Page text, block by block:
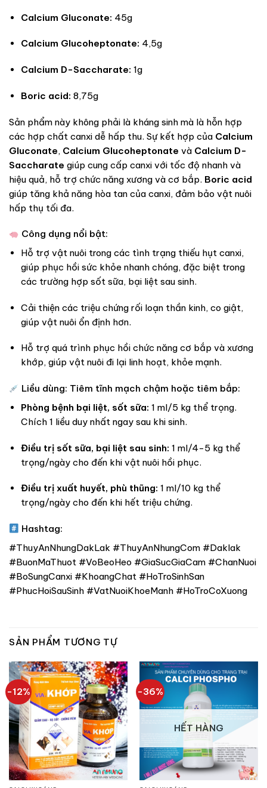
Calcium Gluconate: 45g
Calcium Glucoheptonate: 4,5g
Calcium D-Saccharate: 1g
Boric acid: 8,75g
Sản phẩm này không phải là kháng sinh mà là hỗn hợp
các hợp chất canxi dễ hấp thu. Sự kết hợp của Calcium
Gluconate, Calcium Glucoheptonate và Calcium D-
Saccharate giúp cung cấp canxi với tốc độ nhanh và
hiệu quả, hỗ trợ chức năng xương và cơ bắp. Boric acid
giúp tăng khả năng hòa tan của canxi, đảm bảo vật nuôi
hấp thụ tối đa.
Công dụng nổi bật:
Hỗ trợ vật nuôi trong các tình trạng thiếu hụt canxi,
giúp phục hồi sức khỏe nhanh chóng, đặc biệt trong
các trường hợp sốt sữa, bại liệt sau sinh.
Cải thiện các triệu chứng rối loạn thần kinh, co giật,
giúp vật nuôi ổn định hơn.
Hỗ trợ quá trình phục hồi chức năng cơ bắp và xương
khớp, giúp vật nuôi đi lại linh hoạt, khỏe mạnh.
Liều dùng: Tiêm tĩnh mạch chậm hoặc tiêm bắp:
Phòng bệnh bại liệt, sốt sữa: 1 ml/5 kg thể trọng.
Chích 1 liều duy nhất ngay sau khi sinh.
Điều trị sốt sữa, bại liệt sau sinh: 1 ml/4-5 kg thể
trọng/ngày cho đến khi vật nuôi hồi phục.
Điều trị xuất huyết, phù thũng: 1 ml/10 kg thể
trọng/ngày cho đến khi hết triệu chứng.
Hashtag:
#ThuyAnNhungDakLak #ThuyAnNhungCom #Daklak
#BuonMaThuot #VoBeoHeo #GiaSucGiaCam #ChanNuoi
#BoSungCanxi #KhoangChat #HoTroSinhSan
#PhucHoiSauSinh #VatNuoiKhoeManh #HoTroCoXuong
SẢN PHẨM TƯƠNG TỰ
-12% -36%
HẾT HÀNG